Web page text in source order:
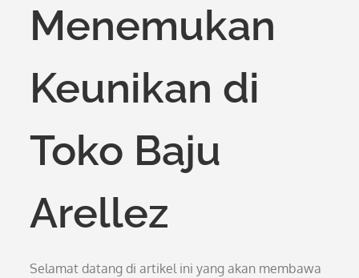
Menemukan
Keunikan di
Toko Baju
Arellez
Selamat datang di artikel ini yang akan membawa